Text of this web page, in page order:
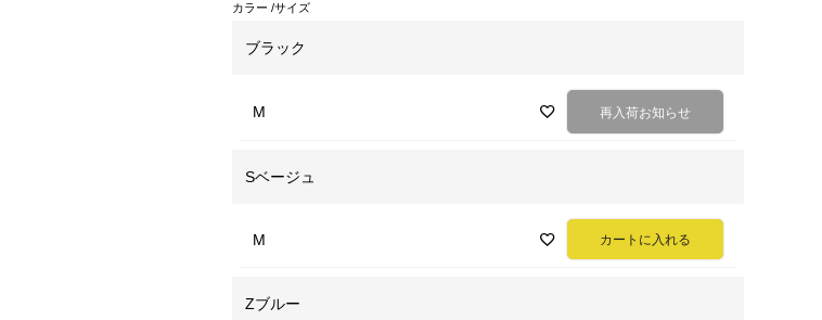
カラー サイズ
ブラック
M 再入荷お知らせ
Sベージュ
M カートに入れる
Zブルー